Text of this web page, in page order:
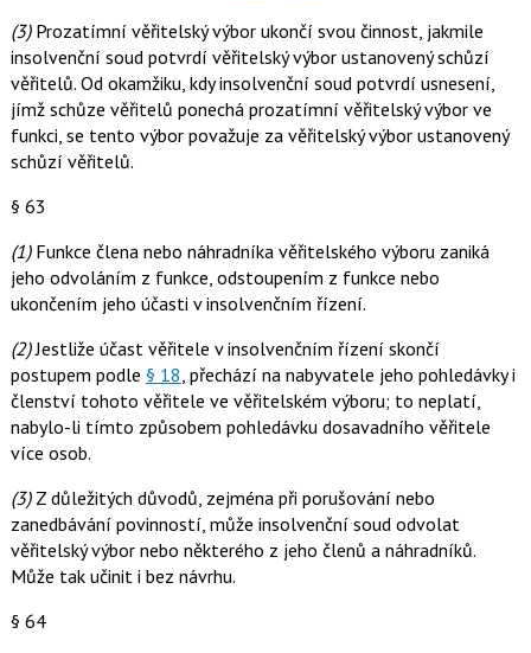
(3)Prozatímní věřitelský výbor ukončí svou činnost, jakmile
insolvenční soud potvrdí věřitelský výbor ustanovený schůzí
věřitelů. Od okamžiku, kdy insolvenční soud potvrdí usnesení,
jímž schůze věřitelů ponechá prozatímní věřitelský výbor ve
funkci, se tento výbor považuje za věřitelský výbor ustanovený
schůzí věřitelů.
§ 63
(1)Funkce člena nebo náhradníka věřitelského výboru zaniká
jeho odvoláním z funkce, odstoupením z funkce nebo
ukončením jeho účasti v insolvenčním řízení.
(2)Jestliže účast věřitele v insolvenčním řízení skončí
postupem podle § 18, přechází na nabyvatele jeho pohledávky i
členství tohoto věřitele ve věřitelském výboru; to neplatí,
nabylo-li tímto způsobem pohledávku dosavadního věřitele
více osob.
(3)Z důležitých důvodů, zejména při porušování nebo
zanedbávání povinností, může insolvenční soud odvolat
věřitelský výbor nebo některého z jeho členů a náhradníků.
Může tak učinit i bez návrhu.
§ 64